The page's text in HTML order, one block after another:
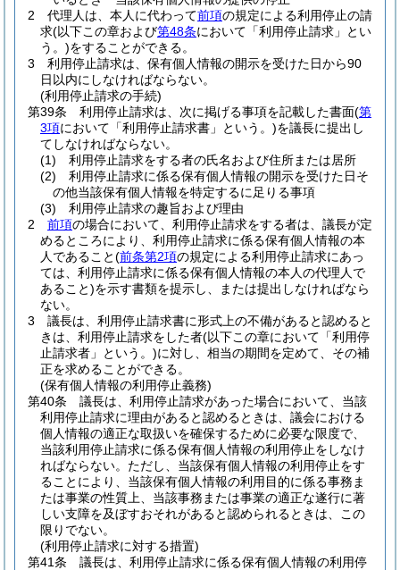
2
代理人は、本人に代わって前項の規定による利用停止の請
求(以下この章および第48条において「利用停止請求」とい
う。)をすることができる。
3
利用停止請求は、保有個人情報の開示を受けた日から90
日以内にしなければならない。
(利用停止請求の手続)
第39条
利用停止請求は、次に掲げる事項を記載した書面(第
3項において「利用停止請求書」という。)を議長に提出し
てしなければならない。
(1)
利用停止請求をする者の氏名および住所または居所
(2)
利用停止請求に係る保有個人情報の開示を受けた日そ
の他当該保有個人情報を特定するに足りる事項
(3)
利用停止請求の趣旨および理由
2
前項の場合において、利用停止請求をする者は、議長が定
めるところにより、利用停止請求に係る保有個人情報の本
人であること(前条第2項の規定による利用停止請求にあっ
ては、利用停止請求に係る保有個人情報の本人の代理人で
あること)を示す書類を提示し、または提出しなければなら
ない。
3
議長は、利用停止請求書に形式上の不備があると認めると
きは、利用停止請求をした者(以下この章において「利用停
止請求者」という。)に対し、相当の期間を定めて、その補
正を求めることができる。
(保有個人情報の利用停止義務)
第40条
議長は、利用停止請求があった場合において、当該
利用停止請求に理由があると認めるときは、議会における
個人情報の適正な取扱いを確保するために必要な限度で、
当該利用停止請求に係る保有個人情報の利用停止をしなけ
ればならない。 ただし、当該保有個人情報の利用停止をす
ることにより、当該保有個人情報の利用目的に係る事務ま
たは事業の性質上、当該事務または事業の適正な遂行に著
しい支障を及ぼすおそれがあると認められるときは、この
限りでない。
(利用停止請求に対する措置)
第41条
議長は、利用停止請求に係る保有個人情報の利用停